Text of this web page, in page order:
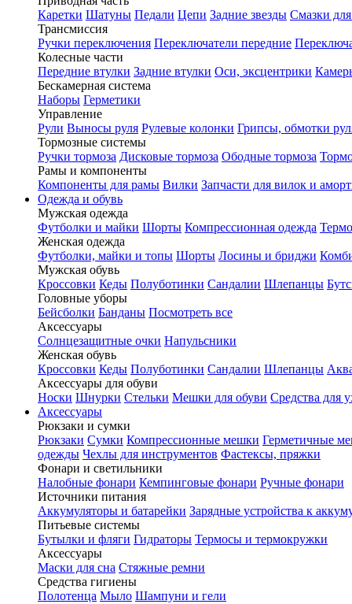
Каретки Шатуны Педали Цепи Задние звезды Смазки
Трансмиссия
Ручки переключения Переключатели передние
Колесные части
Передние втулки Задние втулки Оси, эксцентрики
Бескамерная система
Наборы Герметики
Управление
Рули Выносы руля Рулевые колонки Грипсы, обмотки
Тормозные системы
Ручки тормоза Дисковые тормоза Ободные тормоза
Рамы и компоненты
Компоненты для рамы Вилки Запчасти для вилок и
Одежда и обувь
Мужская одежда
Футболки и майки Шорты Компрессионная одежда
Женская одежда
Футболки, майки и топы Шорты Лосины и бриджи
Мужская обувь
Кроссовки Кеды Полуботинки Сандалии Шлепанцы
Головные уборы
Бейсболки Банданы Посмотреть все
Аксессуары
Солнцезащитные очки Напульсники
Женская обувь
Кроссовки Кеды Полуботинки Сандалии Шлепанцы
Аксессуары для обуви
Носки Шнурки Стельки Мешки для обуви Средства для
Аксессуары
Рюкзаки и сумки
Рюкзаки Сумки Компрессионные мешки Герметичные
одежды Чехлы для инструментов Фастексы, пряжки
Фонари и светильники
Налобные фонари Кемпинговые фонари Ручные фонари
Источники питания
Аккумуляторы и батарейки Зарядные устройства к
Питьевые системы
Бутылки и фляги Гидраторы Термосы и термокружки
Аксессуары
Маски для сна Стяжные ремни
Средства гигиены
Полотенца Мыло Шампуни и гели